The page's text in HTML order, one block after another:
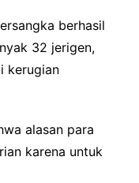
berhasil
32 jerigen,
kerugian
alasan para
karena untuk